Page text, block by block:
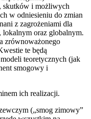
skutków i możliwych
w odniesieniu do zmian
z zagrożeniami dla
oraz globalnym.
zrównoważonego
te będą
teoretycznych (jak
smogowy i
ich realizacji.
(„smog zimowy”